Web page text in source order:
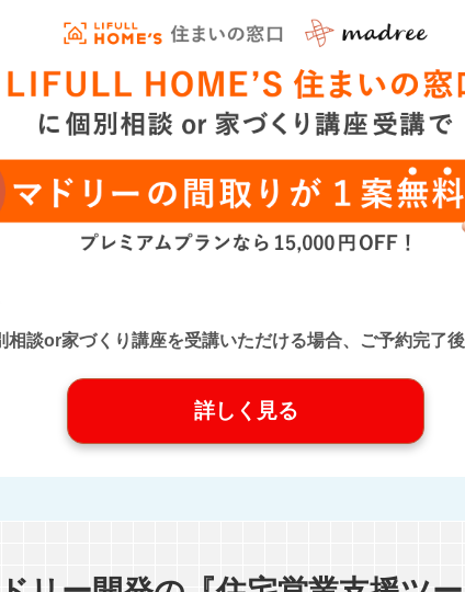
談or家づくり講座を受講いただける場合、ご予約完了
詳しく見る